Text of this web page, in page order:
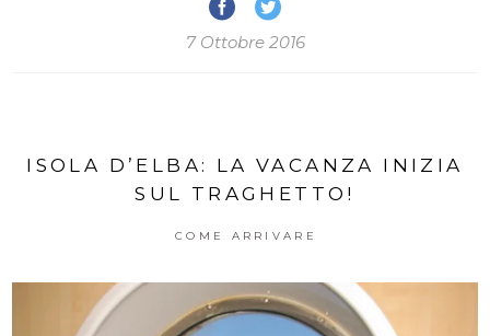
7 Ottobre 2016
ISOLA D’ELBA: LA VACANZA INIZIA
SUL TRAGHETTO!
COME ARRIVARE